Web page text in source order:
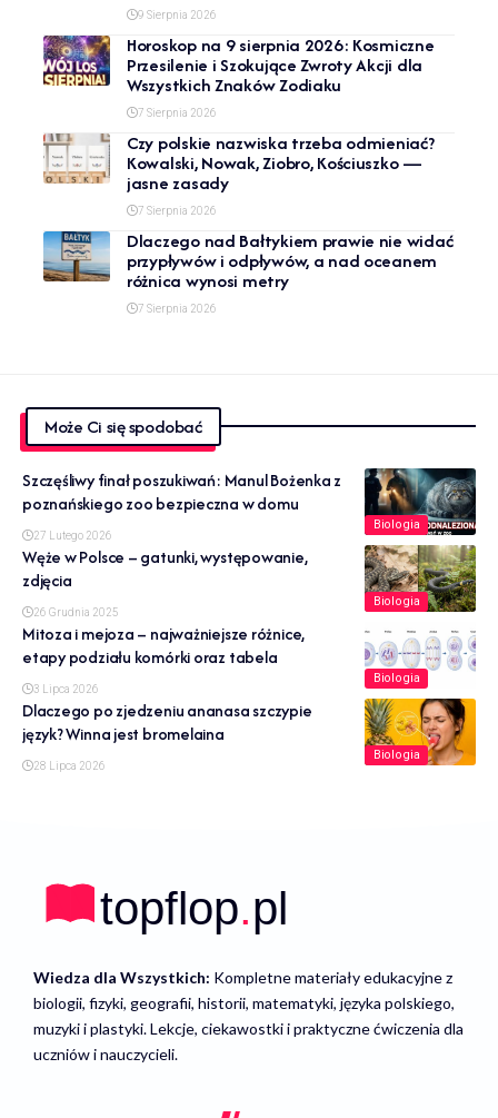
9 Sierpnia 2026
Horoskop na 9 sierpnia 2026: Kosmiczne
Przesilenie i Szokujące Zwroty Akcji dla
Wszystkich Znaków Zodiaku
7 Sierpnia 2026
Czy polskie nazwiska trzeba odmieniać?
Kowalski, Nowak, Ziobro, Kościuszko —
jasne zasady
7 Sierpnia 2026
Dlaczego nad Bałtykiem prawie nie widać
przypływów i odpływów, a nad oceanem
różnica wynosi metry
7 Sierpnia 2026
Może Ci się spodobać
Biologia
Szczęśliwy finał poszukiwań: Manul Bożenka z
poznańskiego zoo bezpieczna w domu
27 Lutego 2026
Biologia
Węże w Polsce – gatunki, występowanie,
zdjęcia
26 Grudnia 2025
Biologia
Mitoza i mejoza – najważniejsze różnice,
etapy podziału komórki oraz tabela
3 Lipca 2026
Biologia
Dlaczego po zjedzeniu ananasa szczypie
język? Winna jest bromelaina
28 Lipca 2026
Wiedza dla Wszystkich: Kompletne materiały edukacyjne z
biologii, fizyki, geografii, historii, matematyki, języka polskiego,
muzyki i plastyki. Lekcje, ciekawostki i praktyczne ćwiczenia dla
uczniów i nauczycieli.